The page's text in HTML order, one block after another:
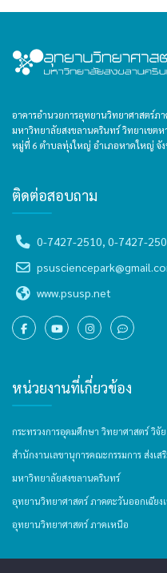
อาคารอำนวยการอุทยานวิทยาศาสตร์ภา
มหาวิทยาลัยสงขลานครินทร์ วิทยาเขต
หมู่ที่ 6 ตำบลทุ่งใหญ่ อำเภอหาดใหญ่ จัง
ติดต่อสอบถาม
0-7427-2510, 0-7427-
www.psusp.net
หน่วยงานที่เกี่ยวข้อง
กระทรวงการอุดมศึกษา วิทยาศาสตร์ วิจั
สำนักงานเลขานุการคณะกรรมการ ส่งเ
มหาวิทยาลัยสงขลานครินทร์
อุทยานวิทยาศาสตร์ ภาคตะวันออกเฉียง
อุทยานวิทยาศาสตร์ ภาคเหนือ